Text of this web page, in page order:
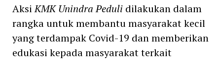
AksiKMK Unindra Pedulidilakukan dalam
rangka untuk membantu masyarakat kecil
yang terdampak Covid-19 dan memberikan
edukasi kepada masyarakat terkait